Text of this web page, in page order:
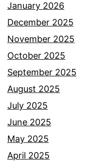
January 2026
December 2025
November 2025
October 2025
September 2025
August 2025
July 2025
June 2025
May 2025
April 2025